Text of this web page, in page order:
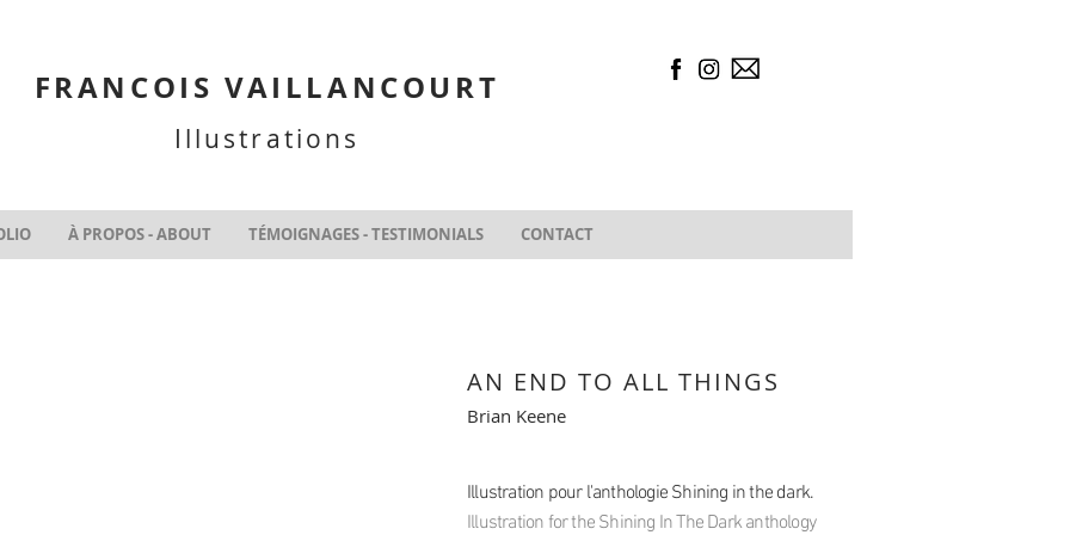
FRANCOIS VAILLANCOURT
Illustrations
À PROPOS - ABOUT TÉMOIGNAGES - TESTIMONIALS CONTACT
AN END TO ALL THINGS
Brian Keene
Illustration pour l'anthologie Shining in the dark.
Illustration for the Shining In The Dark anthology